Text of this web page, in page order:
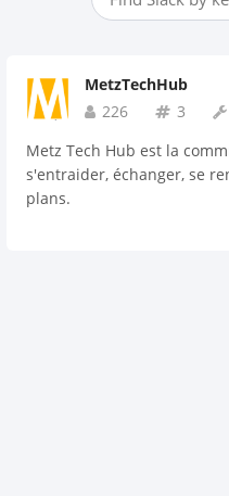
MetzTechHub
226
3
Metz Tech Hub est la
s'entraider, échanger, se
plans.